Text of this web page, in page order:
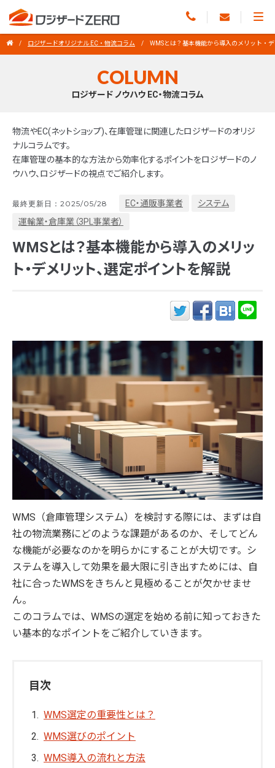
ロジザードオリジナル EC・物流コラム WMSとは？基本機能から導入のメリット・
COLUMN
ロジザード ノウハウ EC・物流コラム
物流やEC(ネットショップ)、在庫管理に関連したロジザードのオリジ
ナルコラムです。
在庫管理の基本的な方法から効率化するポイントをロジザードのノ
ウハウ、ロジザードの視点でご紹介します。
最終更新日：2025/05/28 EC・通販事業者
システム
運輸業・倉庫業（3PL事業者）
WMSとは？基本機能から導入のメリッ
ト・デメリット、選定ポイントを解説
WMS（倉庫管理システム）を検討する際には、まずは自
社の物流業務にどのような課題があるのか、そしてどん
な機能が必要なのかを明らかにすることが大切です。シ
ステムを導入して効果を最大限に引き出すためには、自
社に合ったWMSをきちんと見極めることが欠かせませ
ん。
このコラムでは、WMSの選定を始める前に知っておきた
い基本的なポイントをご紹介していきます。
目次
WMS選定の重要性とは？
WMS選びのポイント
WMS導入の流れと方法